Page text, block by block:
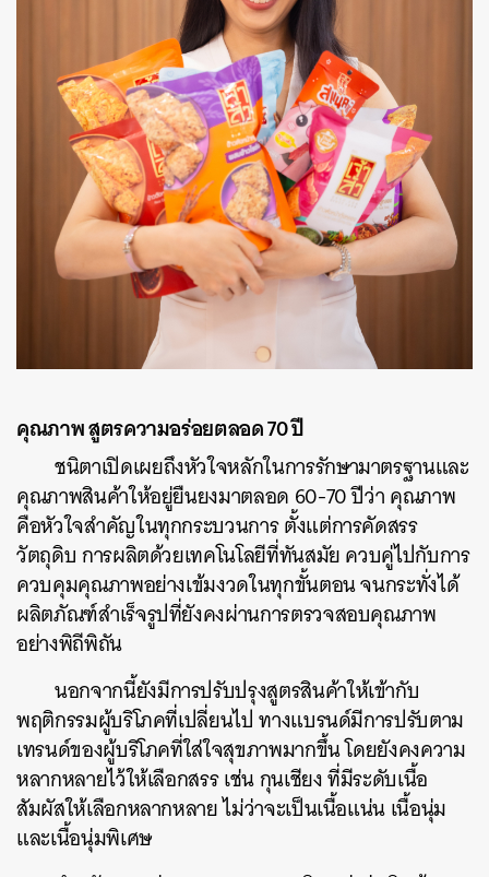
คุณภาพ สูตรความอร่อยตลอด 70 ปี
ชนิตาเปิดเผยถึงหัวใจหลักในการรักษามาตรฐานและ
คุณภาพสินค้าให้อยู่ยืนยงมาตลอด 60-70 ปีว่า คุณภาพ
คือหัวใจสำคัญในทุกกระบวนการ ตั้งแต่การคัดสรร
วัตถุดิบ การผลิตด้วยเทคโนโลยีที่ทันสมัย ควบคู่ไปกับการ
ควบคุมคุณภาพอย่างเข้มงวดในทุกขั้นตอน จนกระทั่งได้
ผลิตภัณฑ์สำเร็จรูปที่ยังคงผ่านการตรวจสอบคุณภาพ
อย่างพิถีพิถัน
นอกจากนี้ยังมีการปรับปรุงสูตรสินค้าให้เข้ากับ
พฤติกรรมผู้บริโภคที่เปลี่ยนไป ทางแบรนด์มีการปรับตาม
เทรนด์ของผู้บริโภคที่ใส่ใจสุขภาพมากขึ้น โดยยังคงความ
หลากหลายไว้ให้เลือกสรร เช่น กุนเชียง ที่มีระดับเนื้อ
สัมผัสให้เลือกหลากหลาย ไม่ว่าจะเป็นเนื้อแน่น เนื้อนุ่ม
และเนื้อนุ่มพิเศษ